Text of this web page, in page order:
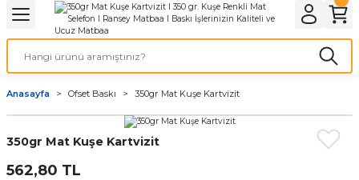
Geri Dön
Geri Dön
Geri Dön
Geri Dön
Ürünleri
Geri Dön
Geri Dön
Geri Dön
Anasayfa Ofset Baskı 350gr Mat Kuşe Kartvizit
350gr Mat Kuşe Kartvizit
562,80 TL